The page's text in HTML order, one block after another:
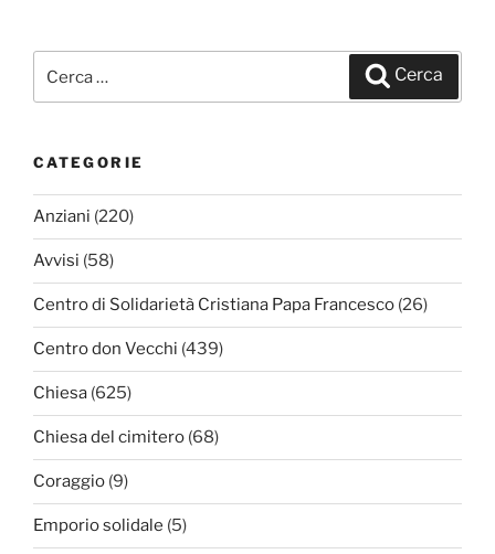
Cerca
CATEGORIE
Anziani (220)
Avvisi (58)
Centro di Solidarietà Cristiana Papa Francesco (26)
Centro don Vecchi (439)
Chiesa (625)
Chiesa del cimitero (68)
Coraggio (9)
Emporio solidale (5)